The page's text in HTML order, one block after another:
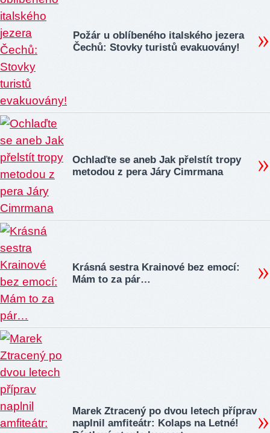
Požár u oblíbeného italského jezera
Čechů: Stovky turistů evakuovány!
Ochlaďte se aneb Jak přelstít tropy
metodou z pera Járy Cimrmana
Krásná sestra Krainové bez emocí:
Mám to za pár…
Marek Ztracený po dvou letech příprav
naplnil amfiteátr: Kolaps na Letné!